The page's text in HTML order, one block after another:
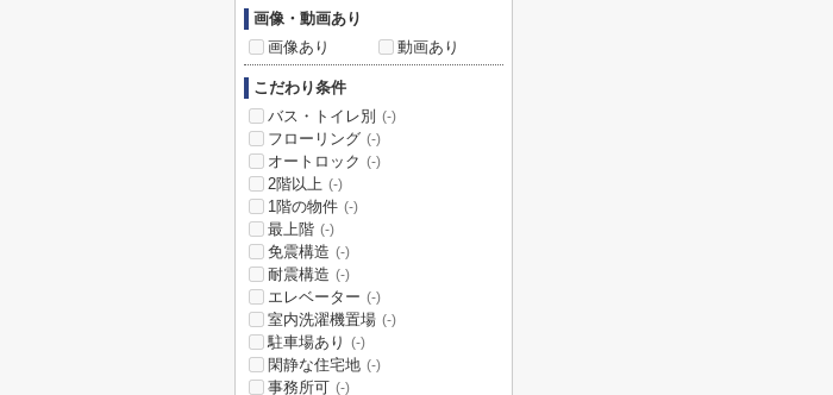
画像・動画あり
画像あり
動画あり
こだわり条件
バス・トイレ別
(-)
フローリング (-)
オートロック (-)
2階以上 (-)
1階の物件 (-)
最上階 (-)
免震構造 (-)
耐震構造 (-)
エレベーター (-)
室内洗濯機置場 (-)
駐車場あり (-)
閑静な住宅地 (-)
事務所可 (-)